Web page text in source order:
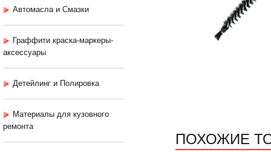
Автомасла и Смазки
Граффити краска-маркеры-
аксессуары
Детейлинг и Полировка
Материалы для кузовного
ремонта
ПОХОЖИЕ